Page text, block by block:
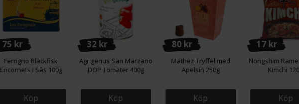
75 kr
Ferrigno Bläckfisk
Encornets i Sås 100g
Köp
32 kr
Agrigenus San Marzano
DOP Tomater 400g
Köp
80 kr
Mathez Tryffel med
Apelsin 250g
Köp
17 kr
Nongshim
Kimchi
Köp